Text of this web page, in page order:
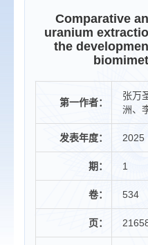
Comparative
uranium
the
第一作者：
张万
洲、
发表年度： 2025
期： 1
卷： 534
页：